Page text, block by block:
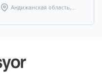
Андижанская область,